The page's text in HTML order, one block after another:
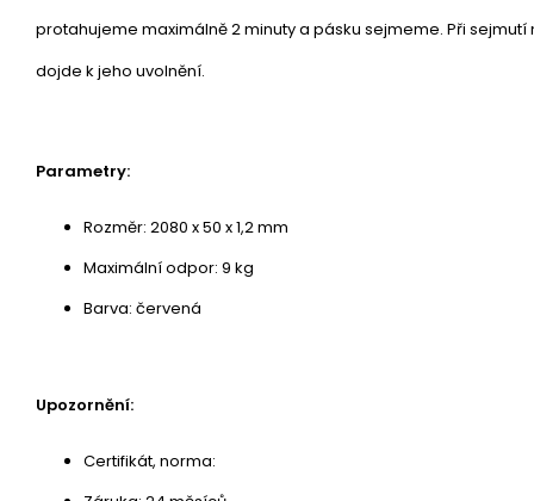
protahujeme maximálně 2 minuty a pásku sejmeme. Při
dojde k jeho uvolnění.
Parametry:
Rozměr: 2080 x 50 x 1,2 mm
Maximální odpor: 9 kg
Barva: červená
Upozornění:
Certifikát, norma: